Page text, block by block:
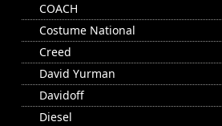
COACH
Costume National
Creed
David Yurman
Davidoff
Diesel